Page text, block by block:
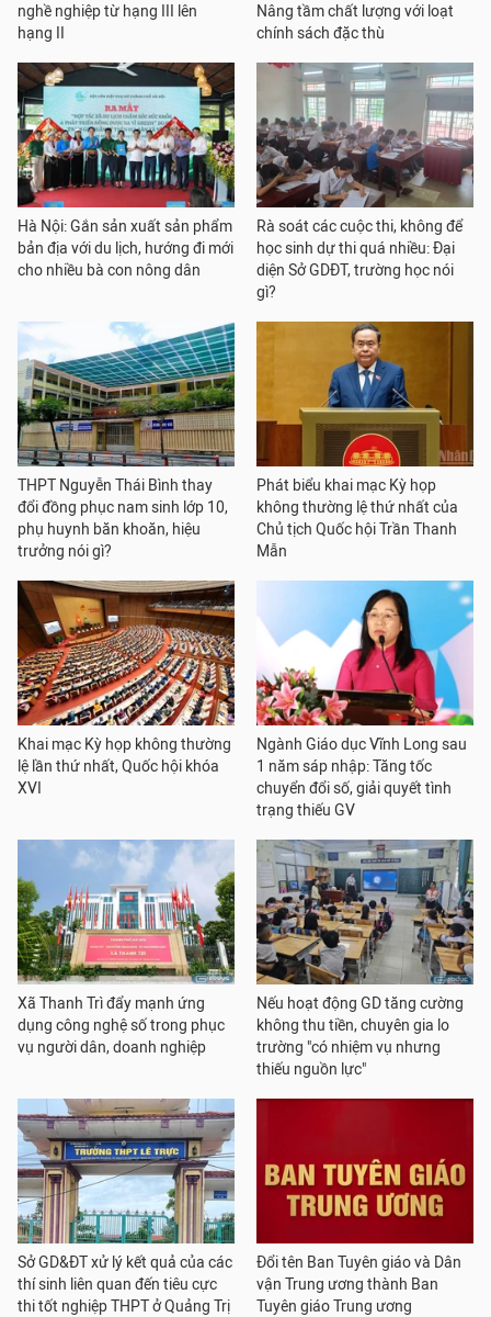
nghề nghiệp từ hạng III lên
hạng II
Nâng tầm chất lượng với loạt
chính sách đặc thù
Hà Nội: Gắn sản xuất sản phẩm
bản địa với du lịch, hướng đi mới
cho nhiều bà con nông dân
Rà soát các cuộc thi, không để
học sinh dự thi quá nhiều: Đại
diện Sở GDĐT, trường học nói
gì?
THPT Nguyễn Thái Bình thay
đổi đồng phục nam sinh lớp 10,
phụ huynh băn khoăn, hiệu
trưởng nói gì?
Phát biểu khai mạc Kỳ họp
không thường lệ thứ nhất của
Chủ tịch Quốc hội Trần Thanh
Mẫn
Khai mạc Kỳ họp không thường
lệ lần thứ nhất, Quốc hội khóa
XVI
Ngành Giáo dục Vĩnh Long sau
1 năm sáp nhập: Tăng tốc
chuyển đổi số, giải quyết tình
trạng thiếu GV
Xã Thanh Trì đẩy mạnh ứng
dụng công nghệ số trong phục
vụ người dân, doanh nghiệp
Nếu hoạt động GD tăng cường
không thu tiền, chuyên gia lo
trường "có nhiệm vụ nhưng
thiếu nguồn lực"
Sở GD&ĐT xử lý kết quả của các
thí sinh liên quan đến tiêu cực
thi tốt nghiệp THPT ở Quảng Trị
Đổi tên Ban Tuyên giáo và Dân
vận Trung ương thành Ban
Tuyên giáo Trung ương